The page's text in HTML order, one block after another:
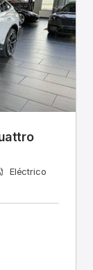
Eléctrico